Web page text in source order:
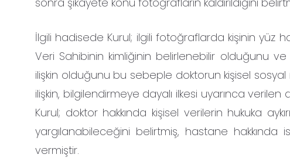
İlgili hadisede Kurul; ilgili fotoğraflarda kişinin yüz
Veri Sahibinin kimliğinin belirlenebilir olduğunu
ilişkin olduğunu bu sebeple doktorun kişisel
ilişkin, bilgilendirmeye dayalı ilkesi uyarınca verilen
Kurul; doktor hakkında kişisel verilerin hukuka
yargılanabileceğini belirtmiş, hastane hakkında
vermiştir.